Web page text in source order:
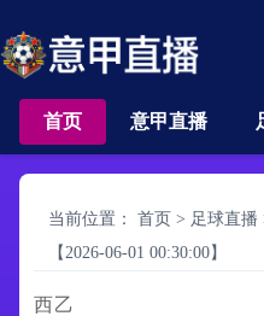
首页 意甲直播
当前位置： 首页 > 足球直播
【2026-06-01 00:30:00】
西乙